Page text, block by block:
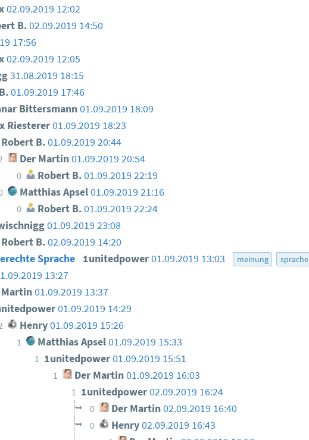
02.09.2019 12:02
B.02.09.2019 14:50
17:56
02.09.2019 12:05
31.08.2019 18:15
01.09.2019 17:46
Bittersmann01.09.2019 18:09
Riesterer01.09.2019 18:23
B.01.09.2019 20:44
Der Martin 01.09.2019 20:54
0 Robert B.01.09.2019 22:19
Matthias Apsel 01.09.2019 21:16
0 Robert B.01.09.2019 22:24
01.09.2019 23:08
B.02.09.2019 14:20
Sprache 1unitedpower01.09.2019 13:03 meinung sprache
13:27
Martin01.09.2019 13:37
01.09.2019 14:29
Henry 01.09.2019 15:26
1 Matthias Apsel01.09.2019 15:33
1 1unitedpower01.09.2019 15:51
1 Der Martin01.09.2019 16:03
1 1unitedpower02.09.2019 16:24
0 Der Martin02.09.2019 16:40
0 Henry02.09.2019 16:43